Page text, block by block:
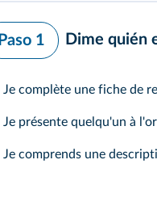
Paso 1 Dime quién
Je complète une fiche de
Je présente quelqu'un à
Je comprends une